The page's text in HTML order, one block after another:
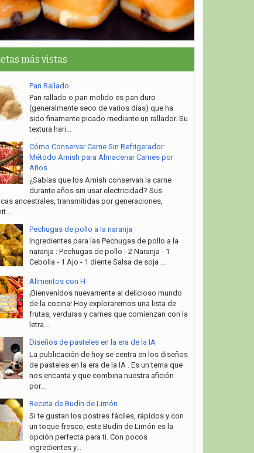
más vistas
Pan Rallado
Pan rallado o pan molido es pan duro
(generalmente seco de varios días) que ha
sido finamente picado mediante un rallador. Su
textura hari...
Cómo Conservar Carne Sin Refrigerador:
Método Amish para Almacenar Carnes por
Años
¿Sabías que los Amish conservan la carne
durante años sin usar electricidad? Sus
ancestrales, transmitidas por generaciones,
Pechugas de pollo a la naranja
Ingredientes para las Pechugas de pollo a la
naranja : Pechugas de pollo - 2 Naranja - 1
Cebolla - 1 Ajo - 1 diente Salsa de soja ...
Alimentos con H
¡Bienvenidos nuevamente al delicioso mundo
de la cocina! Hoy exploraremos una lista de
frutas, verduras y carnes que comienzan con la
letra...
Diseños de pasteles en la era de la IA
La publicación de hoy se centra en los diseños
de pasteles en la era de la IA . Es un tema que
nos encanta y que combina nuestra afición
por...
Receta de Budín de Limón
Si te gustan los postres fáciles, rápidos y con
un toque fresco, este Budín de Limón es la
opción perfecta para ti. Con pocos
ingredientes y...